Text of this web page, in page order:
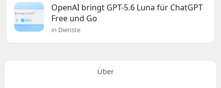
OpenAI bringt GPT-5.6 Luna für ChatGPT
Free und Go
in Dienste
Über